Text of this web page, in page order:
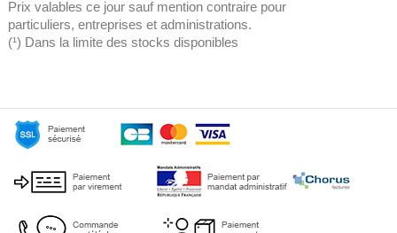
Prix valables ce jour sauf mention contraire pour
particuliers, entreprises et administrations.
(¹) Dans la limite des stocks disponibles